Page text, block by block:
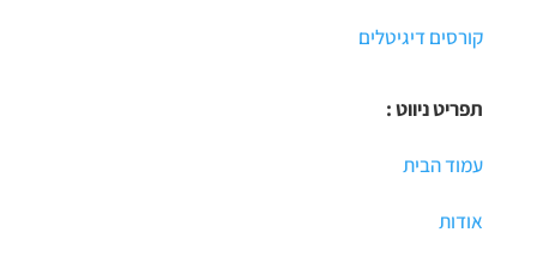
קורסים דיגיטלים
תפריט ניווט :
עמוד הבית
אודות